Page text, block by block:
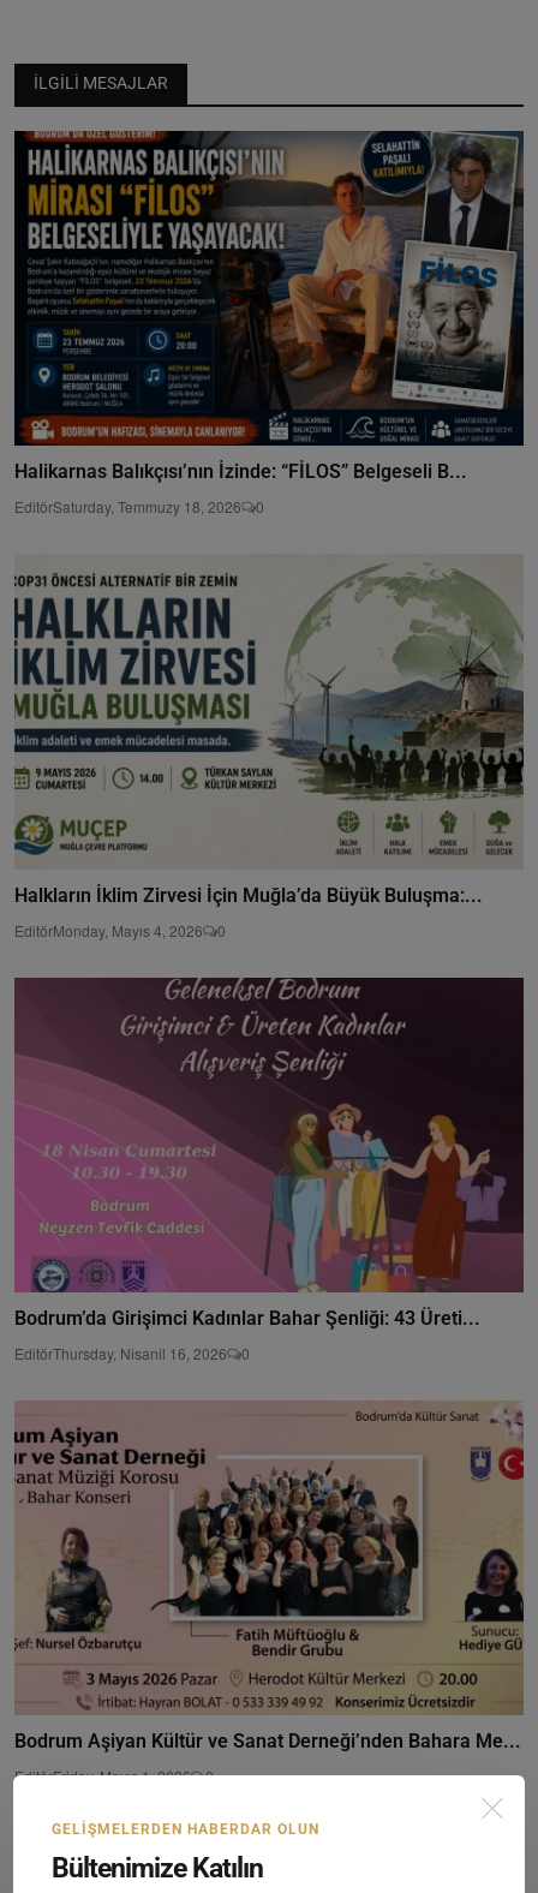
İLGILI MESAJLAR
Halikarnas Balıkçısı’nın İzinde: “FİLOS” Belgeseli B...
EditörSaturday, Temmuzy 18, 2026 0
Halkların İklim Zirvesi İçin Muğla’da Büyük Buluşma:...
EditörMonday, Mayıs 4, 2026 0
Bodrum’da Girişimci Kadınlar Bahar Şenliği: 43 Üreti...
EditörThursday, Nisanil 16, 2026 0
Bodrum Aşiyan Kültür ve Sanat Derneği’nden Bahara Me...
EditörFriday, Mayıs 1, 2026 0
GELIŞMELERDEN HABERDAR OLUN
Bültenimize Katılın